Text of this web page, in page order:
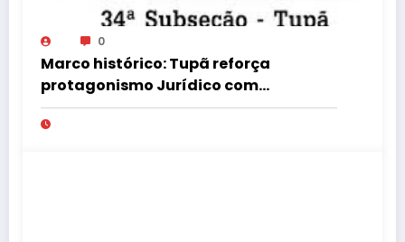
0
Marco histórico: Tupã reforça
protagonismo Jurídico com
Instalação de Nova Turma do
Tribunal de Ética da OAB